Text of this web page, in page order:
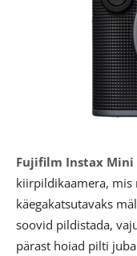
Fujifilm Instax Mini
kiirpildikaamera, mis
käegakatsutavaks
soovid pildistada,
pärast hoiad pilti